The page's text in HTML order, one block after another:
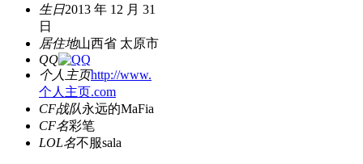
生日2013 年 12 月 31
日
居住地山西省 太原市
QQ
个人主页http://www.
个人主页.com
CF战队永远的MaFia
CF名彩笔
LOL名不服sala